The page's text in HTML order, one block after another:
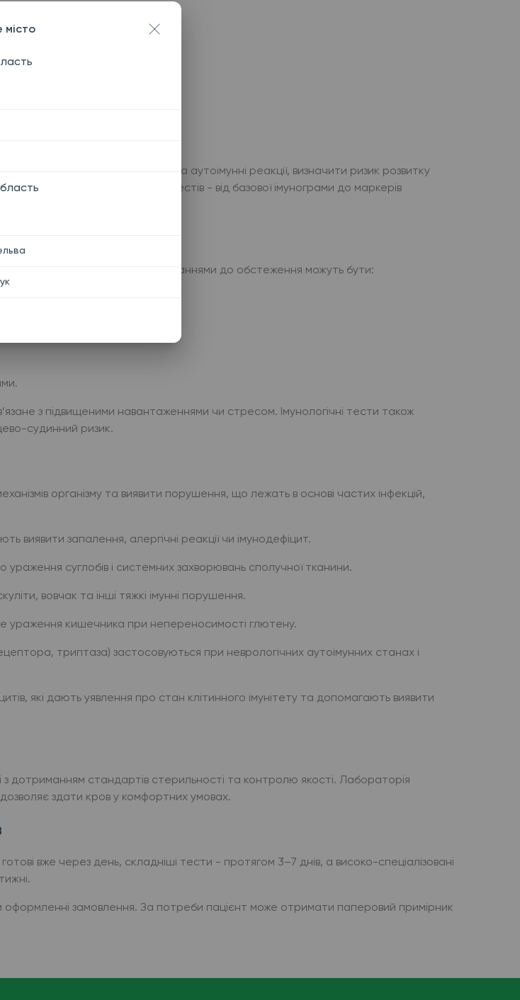
організму, виявити запальні та аутоімунні реакції, визначити ризик розвитку
спектр імунологічних тестів - від базової імунограми до маркерів
роботу імунної системи. Показаннями до обстеження можуть бути:
з підвищеними навантаженнями чи стресом. Імунологічні тести також
судинний ризик.
організму та виявити порушення, що лежать в основі частих інфекцій,
виявити запалення, алергічні реакції чи імунодефіцит.
суглобів і системних захворювань сполучної тканини.
вовчак та інші тяжкі імунні порушення.
ураження кишечника при непереносимості глютену.
триптаза) застосовуються при неврологічних аутоімунних станах і
які дають уявлення про стан клітинного імунітету та допомагають виявити
дотриманням стандартів стерильності та контролю якості. Лабораторія
здати кров у комфортних умовах.
вже через день, складніші тести - протягом 3–7 днів, а високо-спеціалізовані
замовлення. За потреби пацієнт може отримати паперовий примірник
місто